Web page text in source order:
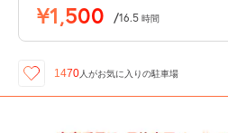
¥1,500 /16.5 時間
1470人がお気に入りの駐車場